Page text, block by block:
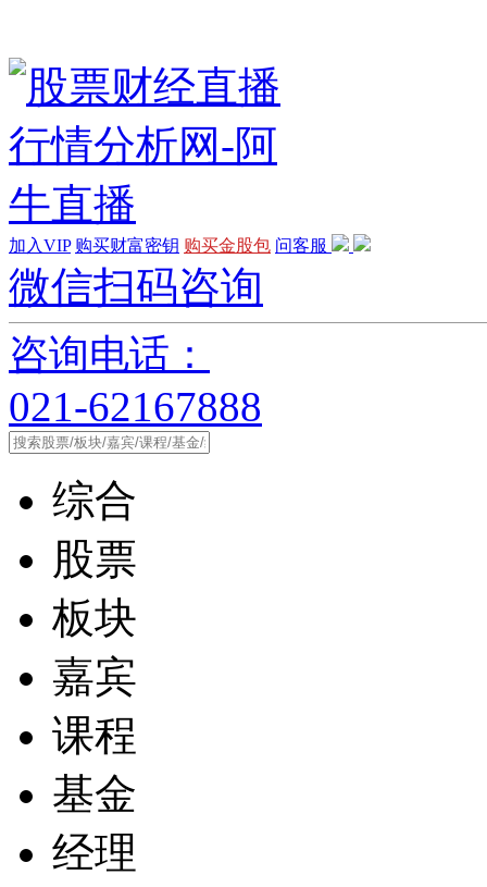
加入VIP 购买财富密钥 购买金股包 问客服
微信扫码咨询
咨询电话：
021-62167888
综合
股票
板块
嘉宾
课程
基金
经理